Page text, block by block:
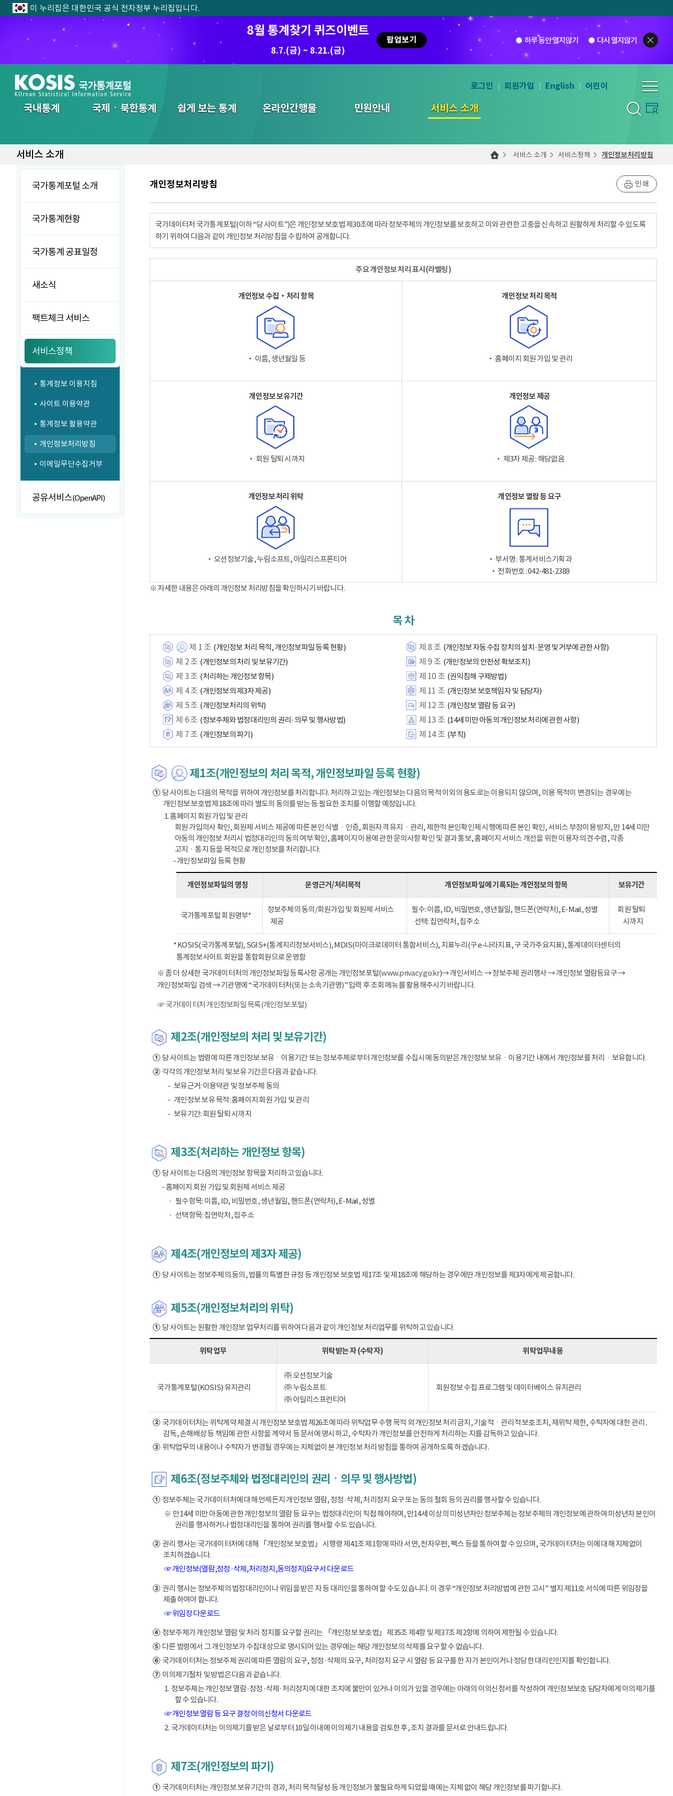
이 누리집은 대한민국 공식 전자정부 누리집입니다.
8월 통계찾기 퀴즈이벤트
8.7.(금) ~ 8.21.(금)
팝업보기 하루 동안 열지않기 다시 열지않기
국내통계 국제ㆍ북한통계 쉽게 보는 통계 온라인간행물 민원안내 서비스 소개
통합검색
로그인 회원가입 English 어린이
서비스 소개 서비스 소개 서비스정책 개인정보처리방침
국가통계포털 소개
국가통계현황
국가통계 공표일정
새소식
팩트체크 서비스
서비스정책
통계정보 이용지침
사이트 이용약관
통계정보 활용약관
개인정보처리방침
이메일무단수집거부
공유서비스(OpenAPI)
개인정보처리방침 인쇄
국가데이터처 국가통계포털(이하 “당 사이트”)은 개인정보 보호법 제30조에 따라 정보주체의 개인정보를 보호하고 이와 관련한 고충을 신속하고 원활하게 처리할 수 있도록
하기 위하여 다음과 같이 개인정보 처리방침을 수립하여 공개합니다.
주요 개인정보 처리 표시(라벨링)
개인정보 수집‧처리 항목
‧ 이름, 생년월일 등
개인정보 처리 목적
‧ 홈페이지 회원 가입 및 관리
개인정보 보유기간
‧ 회원 탈퇴 시까지
개인정보 제공
‧ 제3자 제공 : 해당없음
개인정보 처리 위탁
‧ 오션정보기술, 누림소프트, 아일리스프론티어
개인정보 열람 등 요구
‧ 부서명 : 통계서비스기획과
‧ 전화번호 : 042-481-2389
※ 자세한 내용은 아래의 개인정보 처리방침을 확인하시기 바랍니다.
목 차
제 1 조 (개인정보 처리 목적, 개인정보파일 등록 현황)
제 2 조 (개인정보의 처리 및 보유기간)
제 3 조 (처리하는 개인정보 항목)
제 4 조 (개인정보의 제3자 제공)
제 5 조 (개인정보처리의 위탁)
제 6 조 (정보주체와 법정대리인의 권리·의무 및 행사방법)
제 7 조 (개인정보의 파기)
제 8 조 (개인정보 자동 수집 장치의 설치·운영 및 거부에 관한 사항)
제 9 조 (개인정보의 안전성 확보조치)
제 10 조 (권익침해 구제방법)
제 11 조 (개인정보 보호책임자 및 담당자)
제 12 조 (개인정보 열람 등 요구)
제 13 조 (14세 미만 아동의 개인정보 처리에 관한 사항)
제 14 조 (부칙)
제1조(개인정보의 처리 목적, 개인정보파일 등록 현황)
①당 사이트는 다음의 목적을 위하여 개인정보를 처리합니다. 처리하고 있는 개인정보는 다음의 목적 이외의 용도로는 이용되지 않으며, 이용 목적이 변경되는 경우에는
개인정보 보호법 제18조에 따라 별도의 동의를 받는 등 필요한 조치를 이행할 예정입니다.
1. 홈페이지 회원 가입 및 관리
회원 가입의사 확인, 회원제 서비스 제공에 따른 본인 식별ㆍ인증, 회원자격 유지ㆍ관리, 제한적 본인확인제 시행에 따른 본인 확인, 서비스 부정이용 방지, 만 14세 미만
아동의 개인정보 처리시 법정대리인의 동의 여부 확인, 홈페이지 이용에 관한 문의사항 확인 및 결과 통보, 홈페이지 서비스 개선을 위한 이용자 의견 수렴, 각종
고지ㆍ통지 등을 목적으로 개인정보를 처리합니다.
- 개인정보파일 등록 현황
개인정보파일의 명칭 운영근거/처리목적 개인정보파일에 기록되는 개인정보의 항목 보유기간
국가통계포털 회원명부*
정보주체의 동의/회원가입 및 회원제 서비스
제공
필수: 이름, ID, 비밀번호, 생년월일, 핸드폰(연락처), E-Mail, 성별
선택: 집연락처, 집주소
회원 탈퇴
시까지
* KOSIS(국가통계포털), SGIS+(통계지리정보서비스), MDIS(마이크로데이터 통합서비스), 지표누리(구 e-나라지표, 구 국가주요지표), 통계데이터센터의
통계정보사이트 회원을 통합회원으로 운영함
※ 좀 더 상세한 국가데이터처의 개인정보파일 등록사항 공개는 개인정보포털(www.privacy.go.kr)→ 개인서비스 → 정보주체 권리행사 → 개인정보 열람등요구 →
개인정보파일 검색 → 기관명에 “국가데이터처(또는 소속기관명)” 입력 후 조회 메뉴를 활용해주시기 바랍니다.
☞ 국가데이터처 개인정보파일 목록(개인정보 포털)
제2조(개인정보의 처리 및 보유기간)
①당 사이트는 법령에 따른 개인정보 보유ㆍ이용기간 또는 정보주체로부터 개인정보를 수집시에 동의받은 개인정보 보유ㆍ이용기간 내에서 개인정보를 처리ㆍ보유합니다.
②각각의 개인정보 처리 및 보유 기간은 다음과 같습니다.
보유근거: 이용약관 및 정보주체 동의
개인정보 보유 목적: 홈페이지 회원 가입 및 관리
보유기간: 회원 탈퇴 시까지
제3조(처리하는 개인정보 항목)
①당 사이트는 다음의 개인정보 항목을 처리하고 있습니다.
- 홈페이지 회원 가입 및 회원제 서비스 제공
필수항목: 이름, ID, 비밀번호, 생년월일, 핸드폰(연락처), E-Mail, 성별
선택항목: 집연락처, 집주소
제4조(개인정보의 제3자 제공)
①당 사이트는 정보주체의 동의, 법률의 특별한 규정 등 개인정보 보호법 제17조 및 제18조에 해당하는 경우에만 개인정보를 제3자에게 제공합니다.
제5조(개인정보처리의 위탁)
①당 사이트는 원활한 개인정보 업무처리를 위하여 다음과 같이 개인정보 처리업무를 위탁하고 있습니다.
위탁업무 위탁받는 자 (수탁자) 위탁업무내용
국가통계포털(KOSIS) 유지관리
㈜ 오션정보기술
㈜ 누림소프트
㈜ 아일리스프런티어
회원정보 수집 프로그램 및 데이터베이스 유지관리
②국가데이터처는 위탁계약 체결 시 개인정보 보호법 제26조에 따라 위탁업무 수행 목적 외 개인정보 처리 금지, 기술적ㆍ관리적 보호조치, 재위탁 제한, 수탁자에 대한 관리․
감독, 손해배상 등 책임에 관한 사항을 계약서 등 문서에 명시하고, 수탁자가 개인정보를 안전하게 처리하는 지를 감독하고 있습니다.
③위탁업무의 내용이나 수탁자가 변경될 경우에는 지체없이 본 개인정보 처리 방침을 통하여 공개하도록 하겠습니다.
제6조(정보주체와 법정대리인의 권리ㆍ의무 및 행사방법)
①정보주체는 국가데이터처에 대해 언제든지 개인정보 열람, 정정·삭제, 처리정지 요구 또는 동의 철회 등의 권리를 행사할 수 있습니다.
※ 만14세 미만 아동에 관한 개인정보의 열람 등 요구는 법정대리인이 직접 해야하며, 만14세 이상의 미성년자인 정보주체는 정보주체의 개인정보에 관하여 미성년자 본인이
권리를 행사하거나 법정대리인을 통하여 권리를 행사할 수도 있습니다.
②권리 행사는 국가데이터처에 대해 「개인정보 보호법」 시행령 제41조 제1항에 따라 서면, 전자우편, 팩스 등을 통하여 할 수 있으며, 국가데이터처는 이에 대해 지체없이
조치하겠습니다.
☞ 개인정보(열람,정정·삭제,처리정지,동의정지)요구서 다운로드
③권리 행사는 정보주체의 법정대리인이나 위임을 받은 자 등 대리인을 통하여 할 수도 있습니다. 이 경우 “개인정보 처리방법에 관한 고시” 별지 제11호 서식에 따른 위임장을
제출하여야 합니다.
☞ 위임장 다운로드
④정보주체가 개인정보 열람 및 처리 정지를 요구할 권리는 「개인정보 보호법」 제35조 제4항 및 제37조 제2항에 의하여 제한될 수 있습니다.
⑤다른 법령에서 그 개인정보가 수집대상으로 명시되어 있는 경우에는 해당 개인정보의 삭제를 요구할 수 없습니다.
⑥국가데이터처는 정보주체 권리에 따른 열람의 요구, 정정·삭제의 요구, 처리정지 요구 시 열람 등 요구를 한 자가 본인이거나 정당한 대리인인지를 확인합니다.
⑦이의제기절차 및 방법은 다음과 같습니다.
1. 정보주체는 개인정보 열람·정정·삭제·처리정지에 대한 조치에 불만이 있거나 이의가 있을 경우에는 아래의 이의신청서를 작성하여 개인정보보호 담당자에게 이의제기를
할 수 있습니다.
☞ 개인정보 열람 등 요구 결정 이의신청서 다운로드
2. 국가데이터처는 이의제기를 받은 날로부터 10일 이내에 이의제기 내용을 검토한 후, 조치 결과를 문서로 안내드립니다.
제7조(개인정보의 파기)
①국가데이터처는 개인정보 보유기간의 경과, 처리 목적 달성 등 개인정보가 불필요하게 되었을 때에는 지체 없이 해당 개인정보를 파기합니다.